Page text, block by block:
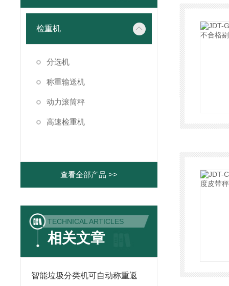
检重机
分选机
称重输送机
动力滚筒秤
高速检重机
查看全部产品 >>
TECHNICAL ARTICLES
相关文章
智能垃圾分类机可自动称重返